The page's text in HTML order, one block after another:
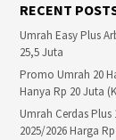
RECENT
Umrah Easy Plus
25,5 Juta
Promo Umrah 20
Hanya Rp 20 Juta
Umrah Cerdas
2025/2026 Harga